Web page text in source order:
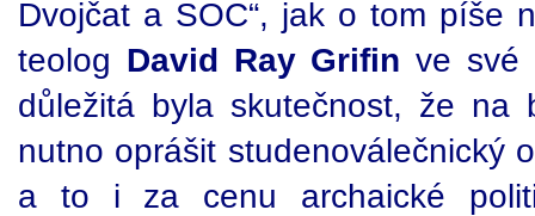
Dvojčat a SOC“, jak o tom píše
teolog David Ray Grifin ve
důležitá byla skutečnost, že na
nutno oprášit studenoválečnický
a to i za cenu archaické